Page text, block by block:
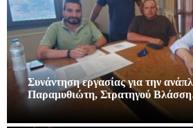
Συνάντηση εργασίας για την
Παραμυθιώτη, Στρατηγού